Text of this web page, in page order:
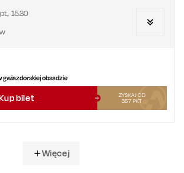
pt., 15.30
gwiazdorskiej obsadzie
bilet
ZYSKAJ OD
357 PKT
Więcej